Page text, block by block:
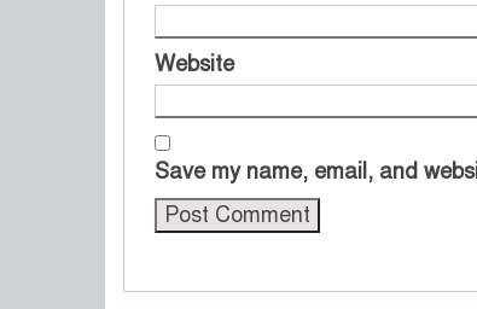
Website
Save my name, email, and